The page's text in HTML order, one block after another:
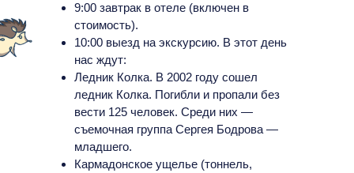
9:00 завтрак в отеле (включен в
стоимость).
10:00 выезд на экскурсию. В этот день
нас ждут:
Ледник Колка. В 2002 году сошел
ледник Колка. Погибли и пропали без
вести 125 человек. Среди них —
съемочная группа Сергея Бодрова —
младшего.
Кармадонское ущелье (тоннель,